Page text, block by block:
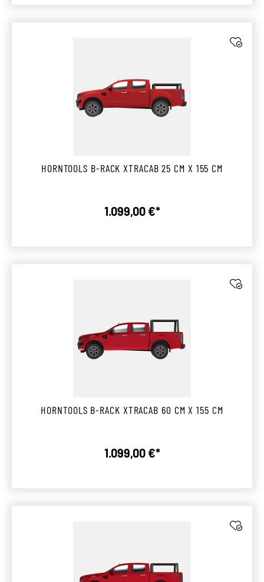
HORNTOOLS B-RACK XTRACAB 25 CM X 155 CM
Regulärer Preis:
1.099,00 €*
HORNTOOLS B-RACK XTRACAB 60 CM X 155 CM
Regulärer Preis:
1.099,00 €*